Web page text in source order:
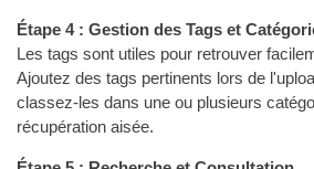
Étape 4 : Gestion des Tags et
Les tags sont utiles pour retrouver
Ajoutez des tags pertinents lors de
classez-les dans une ou plusieurs
récupération aisée.